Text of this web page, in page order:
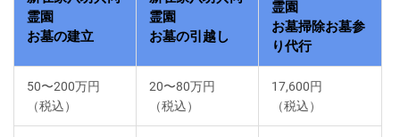
霊園
お墓の建立
霊園
お墓の引越し
霊園
お墓掃除お墓参
り代行
50〜200万円
（税込）
20〜80万円
（税込）
17,600円
（税込）